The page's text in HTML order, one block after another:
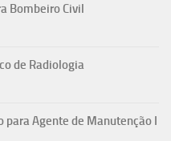
Bombeiro Civil
de Radiologia
para Agente de Manutenção I